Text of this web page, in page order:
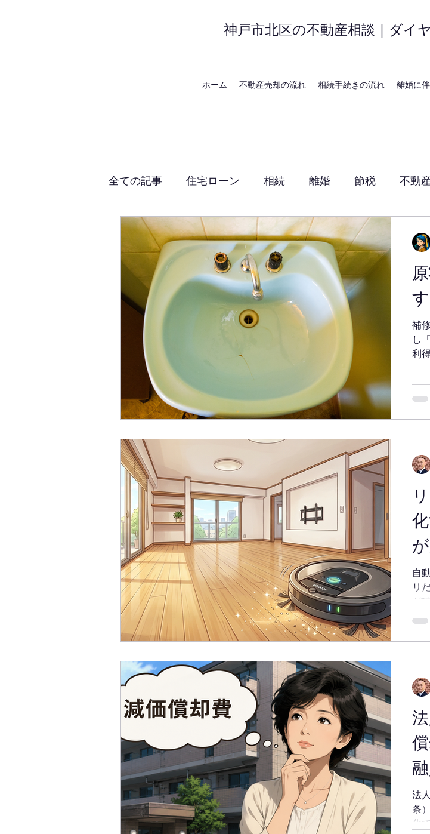
神戸市北区の不動産相談｜ダイ
ホーム 不動産売却の流れ 相続手続きの流れ 離婚に
全ての記事 住宅ローン 相続 離婚 節税 不動
建築・工事・リフォーム 賃貸管理 神戸の地域・時事
補
し
利
自
リ
が
万
車
が
不
万
れ
て
す
入
必
水
ー
も
法
条
化